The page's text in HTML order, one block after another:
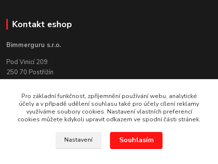
Kontakt eshop
Bimmerguru s.r.o.
Pod Vinicí 209
250 70 Postřižín
info@bimmerguru.cz
Pro základní funkčnost, zpříjemnění používání webu, analytické
účely a v případě udělení souhlasu také pro účely cílení reklamy
využíváme soubory cookies. Nastavení vlastních preferencí
cookies můžete kdykoli upravit odkazem ve spodní části stránek.
Nastavení Souhlasím